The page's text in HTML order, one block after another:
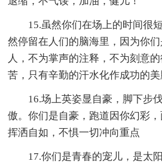
15.虽然你们在场上的时间很
然停留在人们的脑海里，因为你
人，不为掌声的注释，不为刻意
苦，只有辛勤的汗水化作成功的美
16.场上英姿显自豪，脚下步
傲。你们是自豪，跑道因你幻彩
挥洒自如，不惧一切冲向重点
17.你们是青春的宠儿，是太